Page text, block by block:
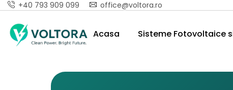
+40 793 909 099 office@voltora.ro
Acasa Sisteme Fotovoltaice